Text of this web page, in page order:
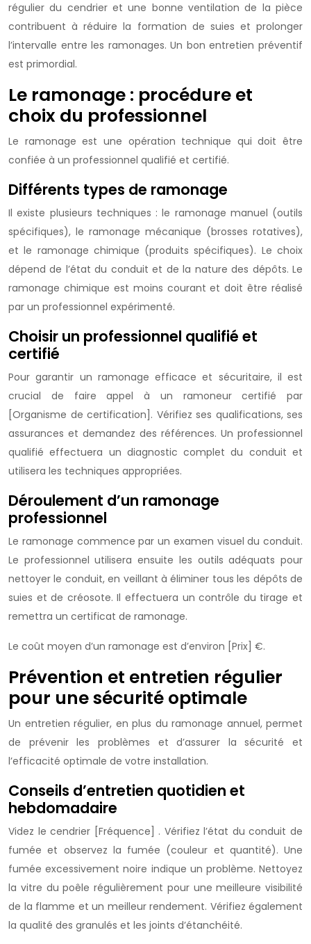
régulier du cendrier et une bonne ventilation de la pièce
contribuent à réduire la formation de suies et prolonger
l’intervalle entre les ramonages. Un bon entretien préventif
est primordial.
Le ramonage : procédure et
choix du professionnel
Le ramonage est une opération technique qui doit être
confiée à un professionnel qualifié et certifié.
Différents types de ramonage
Il existe plusieurs techniques : le ramonage manuel (outils
spécifiques), le ramonage mécanique (brosses rotatives),
et le ramonage chimique (produits spécifiques). Le choix
dépend de l’état du conduit et de la nature des dépôts. Le
ramonage chimique est moins courant et doit être réalisé
par un professionnel expérimenté.
Choisir un professionnel qualifié et
certifié
Pour garantir un ramonage efficace et sécuritaire, il est
crucial de faire appel à un ramoneur certifié par
[Organisme de certification]. Vérifiez ses qualifications, ses
assurances et demandez des références. Un professionnel
qualifié effectuera un diagnostic complet du conduit et
utilisera les techniques appropriées.
Déroulement d’un ramonage
professionnel
Le ramonage commence par un examen visuel du conduit.
Le professionnel utilisera ensuite les outils adéquats pour
nettoyer le conduit, en veillant à éliminer tous les dépôts de
suies et de créosote. Il effectuera un contrôle du tirage et
remettra un certificat de ramonage.
Le coût moyen d’un ramonage est d’environ [Prix] €.
Prévention et entretien régulier
pour une sécurité optimale
Un entretien régulier, en plus du ramonage annuel, permet
de prévenir les problèmes et d’assurer la sécurité et
l’efficacité optimale de votre installation.
Conseils d’entretien quotidien et
hebdomadaire
Videz le cendrier [Fréquence] . Vérifiez l’état du conduit de
fumée et observez la fumée (couleur et quantité). Une
fumée excessivement noire indique un problème. Nettoyez
la vitre du poêle régulièrement pour une meilleure visibilité
de la flamme et un meilleur rendement. Vérifiez également
la qualité des granulés et les joints d’étanchéité.